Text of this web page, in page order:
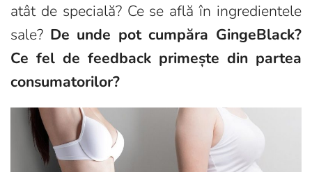
atât de specială? Ce se află în ingredientele
sale? De unde pot cumpăra GingeBlack?
Ce fel de feedback primește din partea
consumatorilor?